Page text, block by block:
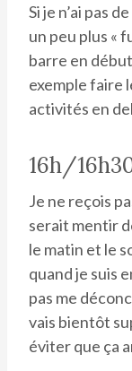
Si je n’ai pas
un peu plus «
barre en
exemple faire
activités en
16h/
Je ne reçois
serait mentir
le matin et le
quand je suis
pas me
vais bientôt
éviter que ça